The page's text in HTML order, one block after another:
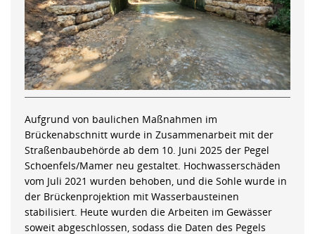
Aufgrund von baulichen Maßnahmen im
Brückenabschnitt wurde in Zusammenarbeit mit der
Straßenbaubehörde ab dem 10. Juni 2025 der Pegel
Schoenfels/Mamer neu gestaltet. Hochwasserschäden
vom Juli 2021 wurden behoben, und die Sohle wurde in
der Brückenprojektion mit Wasserbausteinen
stabilisiert. Heute wurden die Arbeiten im Gewässer
soweit abgeschlossen, sodass die Daten des Pegels